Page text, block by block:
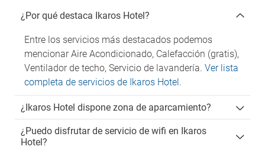
¿Por qué destaca Ikaros Hotel?
Entre los servicios más destacados podemos
mencionar Aire Acondicionado, Calefacción (gratis),
Ventilador de techo, Servicio de lavandería. Ver lista
completa de servicios de Ikaros Hotel.
¿Ikaros Hotel dispone zona de aparcamiento?
¿Puedo disfrutar de servicio de wifi en Ikaros
Hotel?